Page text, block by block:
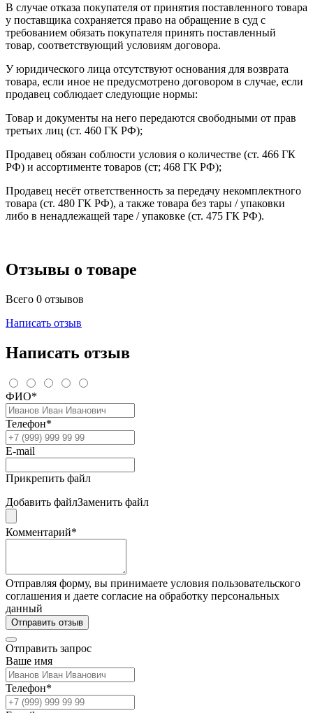
В случае отказа покупателя от принятия поставленного товара
у поставщика сохраняется право на обращение в суд с
требованием обязать покупателя принять поставленный
товар, соответствующий условиям договора.
У юридического лица отсутствуют основания для возврата
товара, если иное не предусмотрено договором в случае, если
продавец соблюдает следующие нормы:
Товар и документы на него передаются свободными от прав
третьих лиц (ст. 460 ГК РФ);
Продавец обязан соблюсти условия о количестве (ст. 466 ГК
РФ) и ассортименте товаров (ст; 468 ГК РФ);
Продавец несёт ответственность за передачу некомплектного
товара (ст. 480 ГК РФ), а также товара без тары / упаковки
либо в ненадлежащей таре / упаковке (ст. 475 ГК РФ).
Отзывы о товаре
Всего 0 отзывов
Написать отзыв
Написать отзыв
ФИО*
Телефон*
E-mail
Прикрепить файл
Добавить файлЗаменить файл
Комментарий*
Отправляя форму, вы принимаете условия пользовательского
соглашения и даете согласие на обработку персональных
данный
Отправить отзыв
Отправить запрос
Ваше имя
Телефон*